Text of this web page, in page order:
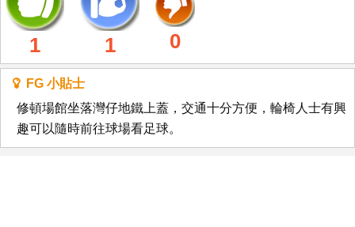
1 1 0
FG 小貼士
修頓場館坐落灣仔地鐵上蓋，交通十分方便，輪椅人士有興
趣可以隨時前往球場看足球。